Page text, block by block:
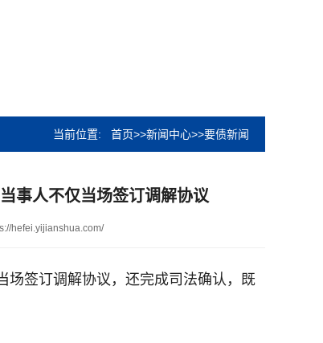
当前位置: 首页>>新闻中心>>要债新闻
事人不仅当场签订调解协议
hefei.yijianshua.com/
场签订调解协议，还完成司法确认，既